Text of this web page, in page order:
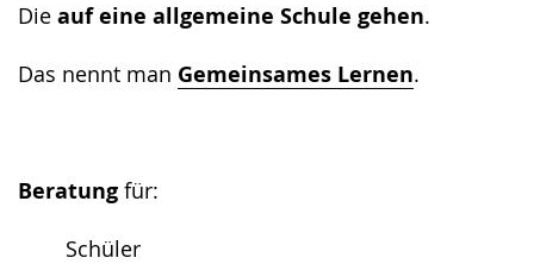
Die auf eine allgemeine Schule gehen.
Das nennt man Gemeinsames Lernen.
Beratung für:
Schüler